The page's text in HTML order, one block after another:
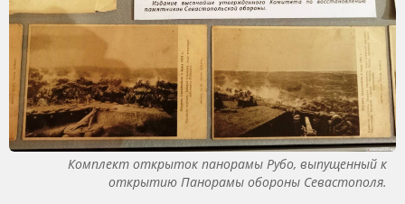
Комплект открыток панорамы Рубо, выпущенный к
открытию Панорамы обороны Севастополя.